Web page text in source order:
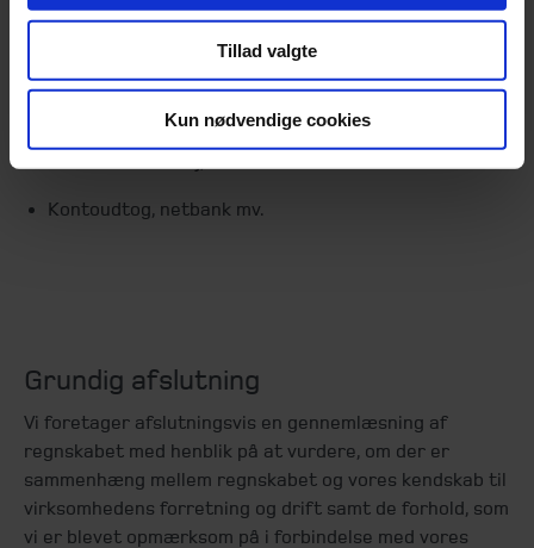
Tillad valgte
Kun nødvendige cookies
Pengeinstitut
Pengeinstitut (indeståender og gæld samt
Kontoudtog, netbank mv.
Grundig afslutning
Vi foretager afslutningsvis en gennemlæsning af
regnskabet med henblik på at vurdere, om der er
sammenhæng mellem regnskabet og vores kendskab til
virksomhedens forretning og drift samt de forhold, som
vi er blevet opmærksom på i forbindelse med vores